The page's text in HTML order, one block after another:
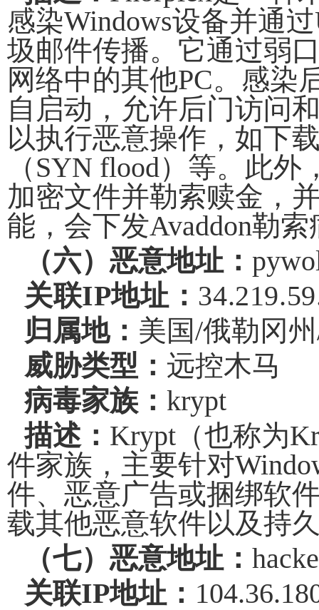
感染Windows设备并通过
圾邮件传播。它通过弱
网络中的其他PC。感染
自启动，允许后门访问
以执行恶意操作，如下
（SYN flood）等。此外
加密文件并勒索赎金 ，
能，会下发Avaddon勒索
（六）恶意地址：
关联IP地址：
归属地： 美国/俄勒冈州
威胁类型： 远控木马
病毒家族： krypt
描述： Krypt （也称为
件家族，主要针对
件、恶意广告或捆绑软
载其他恶意软件以及持
（七）恶意地址：
关联IP地址：